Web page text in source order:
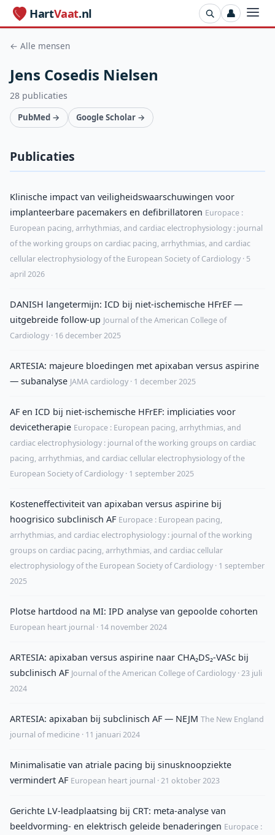
HartVaat.nl 👤
← Alle mensen
Jens Cosedis Nielsen
28 publicaties
PubMed → Google Scholar →
Publicaties
Klinische impact van veiligheidswaarschuwingen voor
implanteerbare pacemakers en defibrillatoren Europace :
European pacing, arrhythmias, and cardiac electrophysiology : journal
of the working groups on cardiac pacing, arrhythmias, and cardiac
cellular electrophysiology of the European Society of Cardiology · 5
april 2026
DANISH langetermijn: ICD bij niet-ischemische HFrEF —
uitgebreide follow-up Journal of the American College of
Cardiology · 16 december 2025
ARTESIA: majeure bloedingen met apixaban versus aspirine
— subanalyse JAMA cardiology · 1 december 2025
AF en ICD bij niet-ischemische HFrEF: impliciaties voor
devicetherapie Europace : European pacing, arrhythmias, and
cardiac electrophysiology : journal of the working groups on cardiac
pacing, arrhythmias, and cardiac cellular electrophysiology of the
European Society of Cardiology · 1 september 2025
Kosteneffectiviteit van apixaban versus aspirine bij
hoogrisico subclinisch AF Europace : European pacing,
arrhythmias, and cardiac electrophysiology : journal of the working
groups on cardiac pacing, arrhythmias, and cardiac cellular
electrophysiology of the European Society of Cardiology · 1 september
2025
Plotse hartdood na MI: IPD analyse van gepoolde cohorten
European heart journal · 14 november 2024
ARTESIA: apixaban versus aspirine naar CHA₂DS₂-VASc bij
subclinisch AF Journal of the American College of Cardiology · 23 juli
2024
ARTESIA: apixaban bij subclinisch AF — NEJM The New England
journal of medicine · 11 januari 2024
Minimalisatie van atriale pacing bij sinusknoopziekte
vermindert AF European heart journal · 21 oktober 2023
Gerichte LV-leadplaatsing bij CRT: meta-analyse van
beeldvorming- en elektrisch geleide benaderingen Europace :